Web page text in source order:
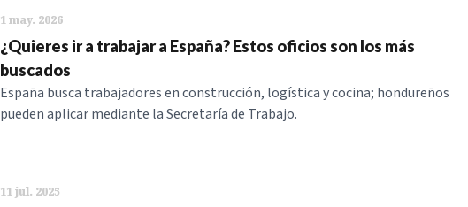
1 may. 2026
¿Quieres ir a trabajar a España? Estos oficios son los más
buscados
España busca trabajadores en construcción, logística y cocina; hondureños
pueden aplicar mediante la Secretaría de Trabajo.
11 jul. 2025